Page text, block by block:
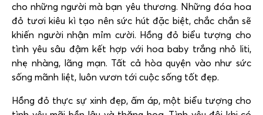
cho những người mà bạn yêu thương. Những đóa hoa
đỏ tươi kiêu kì tạo nên sức hút đặc biệt, chắc chắn sẽ
khiến người nhận mỉm cười. Hồng đỏ biểu tượng cho
tình yêu sâu đậm kết hợp với hoa baby trắng nhỏ liti,
nhẹ nhàng, lãng mạn. Tất cả hòa quyện vào như sức
sống mãnh liệt, luôn vươn tới cuộc sống tốt đẹp.
Hồng đỏ thực sự xinh đẹp, ấm áp, một biểu tượng cho